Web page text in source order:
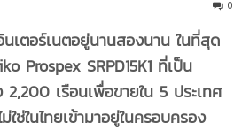
0
เตอร์เนตอยู่นานสองนาน ในที่สุด
Prospex SRPD15K1 ที่เป็น
เรือนเพื่อขายใน 5 ประเทศ
ใช่ในไทยเข้ามาอยู่ในครอบครอง